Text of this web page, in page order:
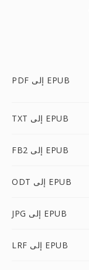
PDF إلى EPUB
TXT إلى EPUB
FB2 إلى EPUB
ODT إلى EPUB
JPG إلى EPUB
LRF إلى EPUB